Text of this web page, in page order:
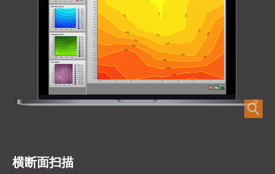
横断面扫描